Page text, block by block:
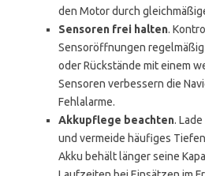
den Motor durch
Sensoren frei halten.
Sensoröffnungen
oder Rückstände mit einem
Sensoren verbessern die
Fehlalarme.
Akkupflege beachten.
und vermeide häufiges
Akku behält länger seine